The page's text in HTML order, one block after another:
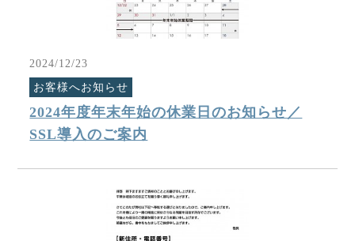
2024/12/23
お客様へお知らせ
2024年度年末年始の休業日のお知らせ／
SSL導入のご案内